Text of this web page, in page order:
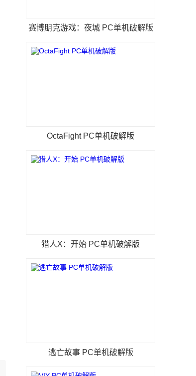
赛博朋克游戏：夜城 PC单机破解版
OctaFight PC单机破解版
猎人X：开始 PC单机破解版
逃亡故事 PC单机破解版